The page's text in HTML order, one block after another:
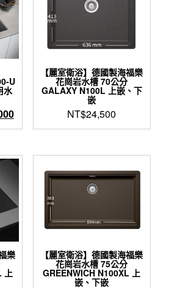
U
水
。
目
前
格：
NT$31,000。
【麗室衛浴】德國製海福樂
花崗岩水槽 70公分
GALAXY N100L 上嵌、下
嵌
NT$24,500
此
品
有
多
種
式。
可
產
品
頁
樂
上
【麗室衛浴】德國製海福樂
花崗岩水槽 75公分
GREENWICH N100XL 上
嵌、下嵌